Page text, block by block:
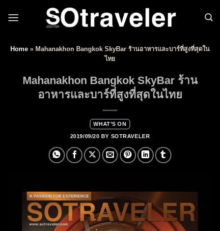
Home » Mahanakhon Bangkok SkyBar ร้านอาหารและบาร์ที่สูงที่สุดใน
ไทย
Mahanakhon Bangkok SkyBar ร้าน
อาหารและบาร์ที่สูงที่สุดในไทย
WHAT’S ON
2019/09/20 BY SOTRAVELER